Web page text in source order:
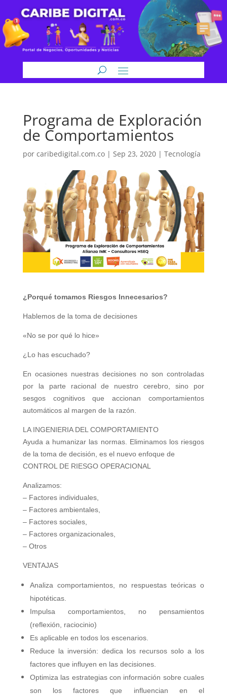
Programa de Exploración
de Comportamientos
por caribedigital.com.co| Sep 23, 2020| Tecnología
¿Porqué tomamos Riesgos Innecesarios?
Hablemos de la toma de decisiones
«No se por qué lo hice»
¿Lo has escuchado?
En ocasiones nuestras decisiones no son controladas
por la parte racional de nuestro cerebro, sino por
sesgos cognitivos que accionan comportamientos
automáticos al margen de la razón.
LA INGENIERIA DEL COMPORTAMIENTO
Ayuda a humanizar las normas. Eliminamos los riesgos
de la toma de decisión, es el nuevo enfoque de
CONTROL DE RIESGO OPERACIONAL
Analizamos:
– Factores individuales,
– Factores ambientales,
– Factores sociales,
– Factores organizacionales,
– Otros
VENTAJAS
Analiza comportamientos, no respuestas teóricas o
hipotéticas.
Impulsa comportamientos, no pensamientos
(reflexión, raciocinio)
Es aplicable en todos los escenarios.
Reduce la inversión: dedica los recursos solo a los
factores que influyen en las decisiones.
Optimiza las estrategias con información sobre cuales
son los factores que influencian en el